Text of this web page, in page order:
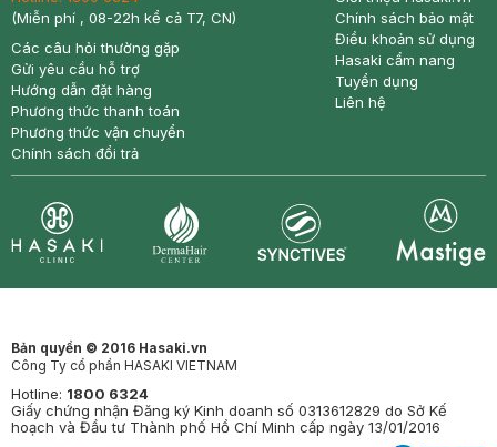
(Miễn phí , 08-22h kể cả T7, CN)
Các câu hỏi thường gặp
Gửi yêu cầu hỗ trợ
Hướng dẫn đặt hàng
Phương thức thanh toán
Phương thức vận chuyển
Chính sách đổi trả
Chính sách bảo mật
Điều khoản sử dụng
Hasaki cẩm nang
Tuyển dụng
Liên hệ
Bản quyền © 2016 Hasaki.vn
Công Ty cổ phần HASAKI VIETNAM
Hotline: 1800 6324
Giấy chứng nhận Đăng ký Kinh doanh số 0313612829 do Sở Kế
hoạch và Đầu tư Thành phố Hồ Chí Minh cấp ngày 13/01/2016